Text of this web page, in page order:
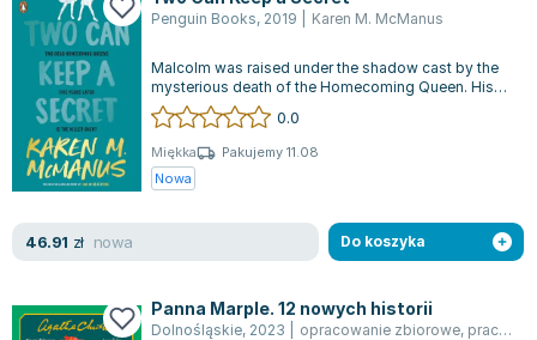
ks. Piotr Pawlukiewicz
Jarosław Sokołowski
Piotr Latocha
Michael Scott
Piotr Semka
Jarosław Iwaszkiewicz
Jan Sztaudynger
Aleksander Puszkin
Małgorzata Ohme
Penguin Books, 2019 Karen M. McManus
Malcolm was raised under the shadow cast by the
mysterious death of the Homecoming Queen. His
older brother was at the center of t...
0.0
Miękka
Pakujemy 11.08
Nowa
46.91 zł nowa Do koszyka
Panna Marple. 12 nowych historii
Dolnośląskie, 2023 opracowanie zbiorowe, praca zbiorowa